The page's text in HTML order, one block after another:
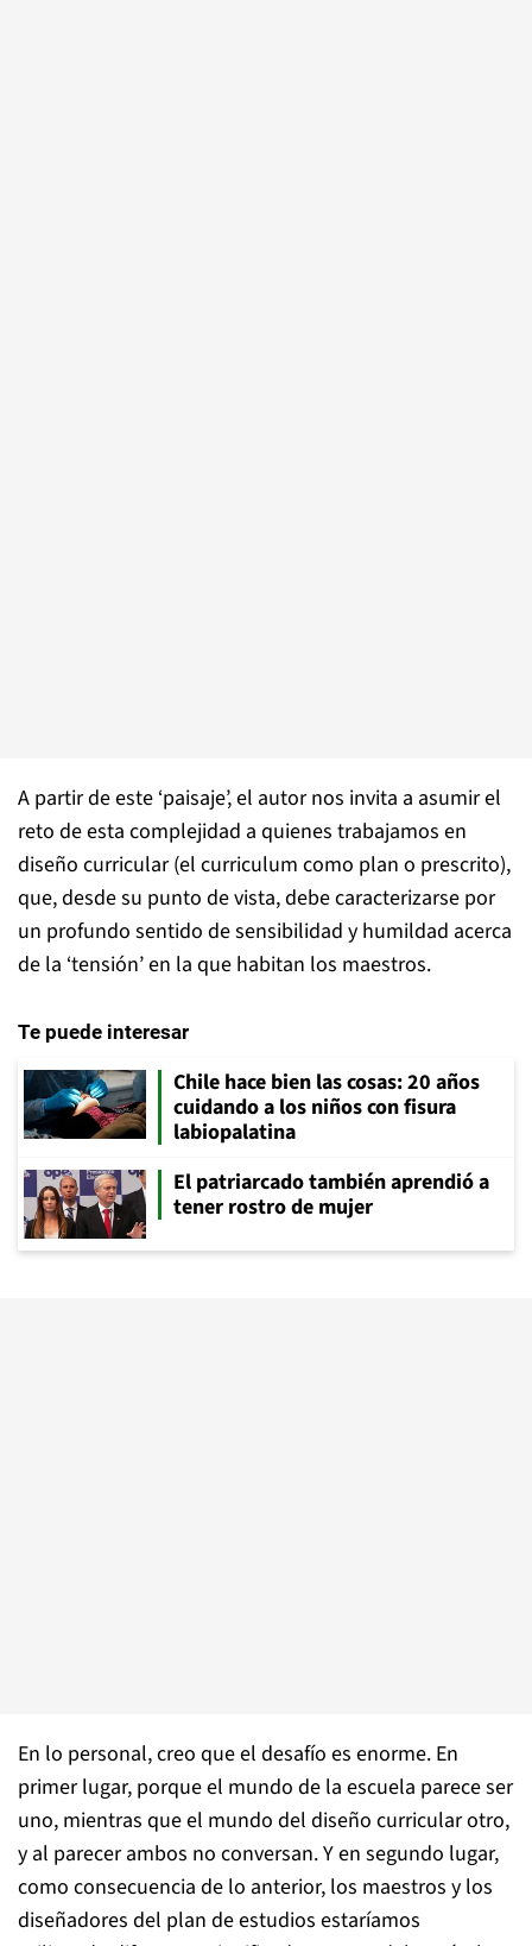
A partir de este ‘paisaje’, el autor nos invita a asumir el
reto de esta complejidad a quienes trabajamos en
diseño curricular (el curriculum como plan o prescrito),
que, desde su punto de vista, debe caracterizarse por
un profundo sentido de sensibilidad y humildad acerca
de la ‘tensión’ en la que habitan los maestros.
Te puede interesar
Chile hace bien las cosas: 20 años
cuidando a los niños con fisura
labiopalatina
El patriarcado también aprendió a
tener rostro de mujer
En lo personal, creo que el desafío es enorme. En
primer lugar, porque el mundo de la escuela parece ser
uno, mientras que el mundo del diseño curricular otro,
y al parecer ambos no conversan. Y en segundo lugar,
como consecuencia de lo anterior, los maestros y los
diseñadores del plan de estudios estaríamos